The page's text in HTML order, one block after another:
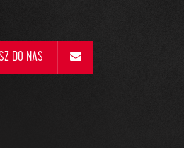
DO NAS